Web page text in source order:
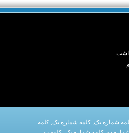
شماره یک, کلمه شماره یک,کلمه